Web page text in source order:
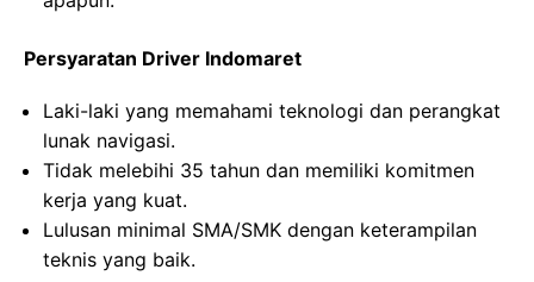
Persyaratan Driver Indomaret
Laki-laki yang memahami teknologi dan perangkat
lunak navigasi.
Tidak melebihi 35 tahun dan memiliki komitmen
kerja yang kuat.
Lulusan minimal SMA/SMK dengan keterampilan
teknis yang baik.